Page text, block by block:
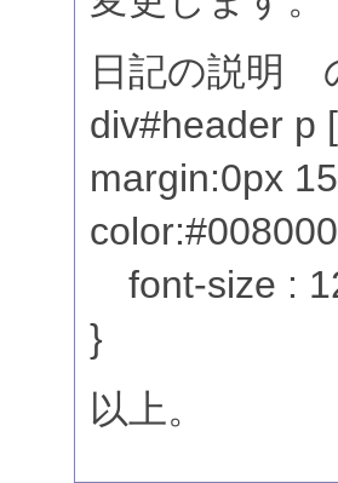
日記の説明
div#header p [
margin:0px
font-size :
}
以上。